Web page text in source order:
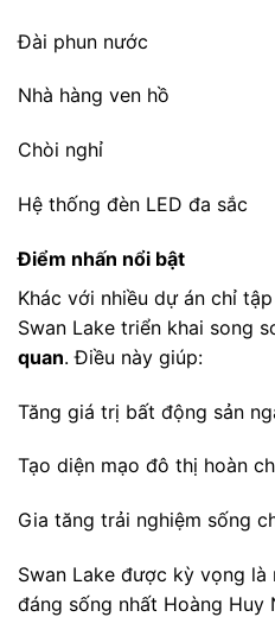
Đài phun nước
Nhà hàng ven hồ
Chòi nghỉ
Hệ thống đèn LED đa sắc
Điểm nhấn nổi bật
Khác với nhiều dự án chỉ
Swan Lake triển khai song
quan. Điều này giúp:
Tăng giá trị bất động sản
Tạo diện mạo đô thị hoàn
Gia tăng trải nghiệm sống
Swan Lake được kỳ vọng
đáng sống nhất Hoàng Huy